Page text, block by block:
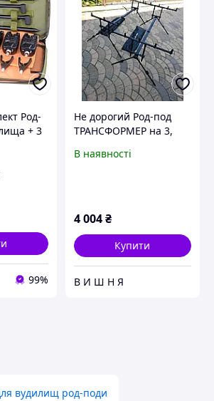
Род-
+ 3
99%
Не дорогий Род-под
ТРАНСФОРМЕР на 3,
fish БУЗ-БАР
В наявності
4 004₴
Купити
В И Ш Н Я
вудилищ род-поди